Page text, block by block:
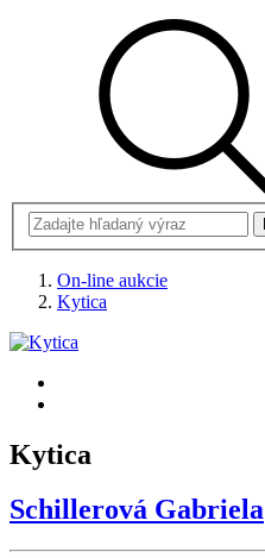
On-line aukcie
Kytica
Kytica
Schillerová Gabriela